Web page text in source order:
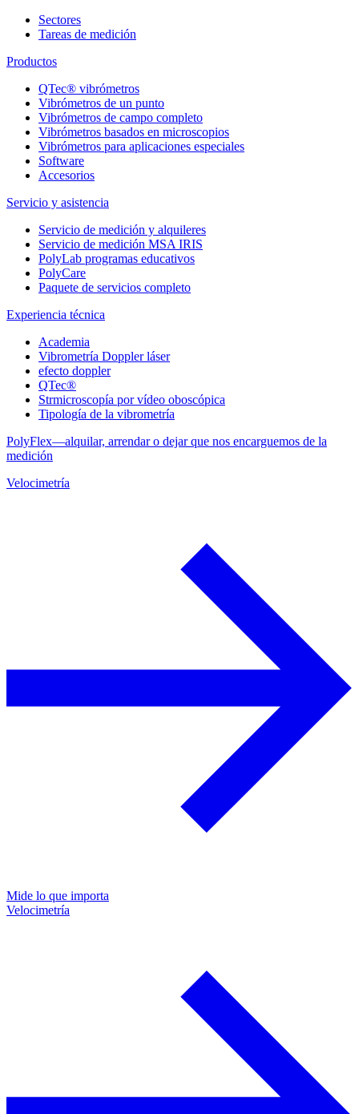
Sectores
Tareas de medición
Productos
QTec® vibrómetros
Vibrómetros de un punto
Vibrómetros de campo completo
Vibrómetros basados en microscopios
Vibrómetros para aplicaciones especiales
Software
Accesorios
Servicio y asistencia
Servicio de medición y alquileres
Servicio de medición MSA IRIS
PolyLab programas educativos
PolyCare
Paquete de servicios completo
Experiencia técnica
Academia
Vibrometría Doppler láser
efecto doppler
QTec®
Strmicroscopía por vídeo oboscópica
Tipología de la vibrometría
PolyFlex—alquilar, arrendar o dejar que nos encarguemos de la
medición
Velocimetría
Mide lo que importa
Velocimetría